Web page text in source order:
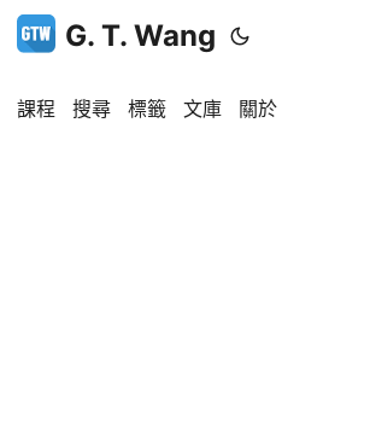
G. T. Wang
課程 搜尋 標籤 文庫 關於